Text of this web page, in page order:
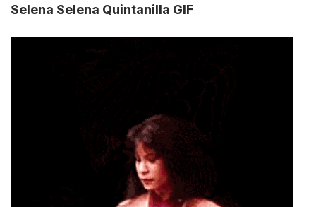
Selena Selena Quintanilla GIF